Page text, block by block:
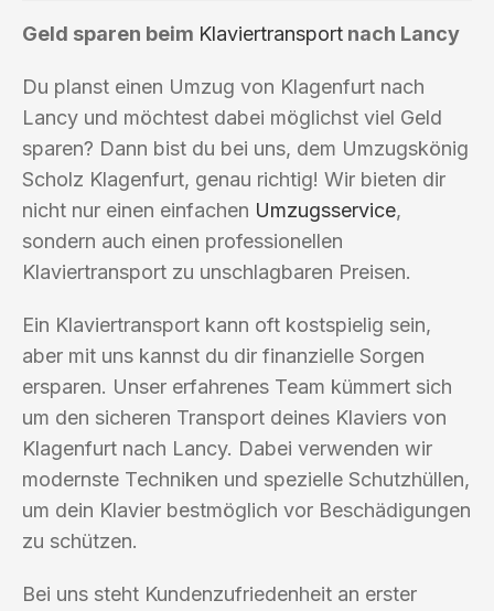
Geld sparen beim Klaviertransport nach Lancy
Du planst einen Umzug von Klagenfurt nach
Lancy und möchtest dabei möglichst viel Geld
sparen? Dann bist du bei uns, dem Umzugskönig
Scholz Klagenfurt, genau richtig! Wir bieten dir
nicht nur einen einfachen Umzugsservice,
sondern auch einen professionellen
Klaviertransport zu unschlagbaren Preisen.
Ein Klaviertransport kann oft kostspielig sein,
aber mit uns kannst du dir finanzielle Sorgen
ersparen. Unser erfahrenes Team kümmert sich
um den sicheren Transport deines Klaviers von
Klagenfurt nach Lancy. Dabei verwenden wir
modernste Techniken und spezielle Schutzhüllen,
um dein Klavier bestmöglich vor Beschädigungen
zu schützen.
Bei uns steht Kundenzufriedenheit an erster